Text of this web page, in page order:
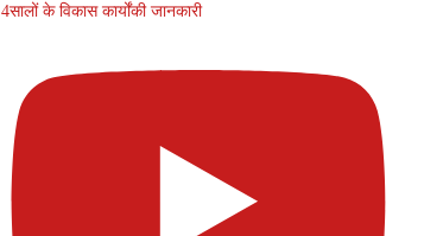
4सालों के विकास कार्योंकी जानकारी